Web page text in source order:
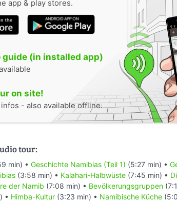
app & play stores.
guide (in installed app)
on site!
- also available offline.
tour:
min) • Geschichte Namibias (Teil 1) (5:27 min) •
(3:58 min) • Kalahari-Halbwüste (7:45 min) •
der Namib (7:08 min) • Bevölkerungsgruppen
• Himba-Kultur (3:23 min) • Namibische Küche